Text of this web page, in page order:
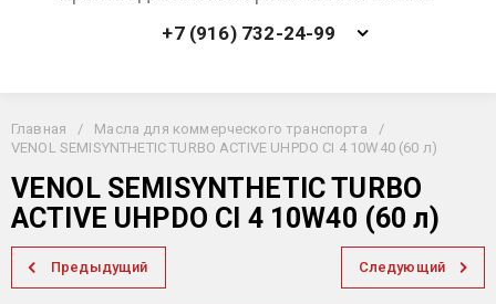
+7 (916) 732-24-99
Главная / Масла для коммерческого транспорта
/
VENOL SEMISYNTHETIC TURBO ACTIVE UHPDO CI 4 10W40 (60 л)
VENOL SEMISYNTHETIC TURBO
ACTIVE UHPDO CI 4 10W40 (60 л)
Предыдущий Следующий